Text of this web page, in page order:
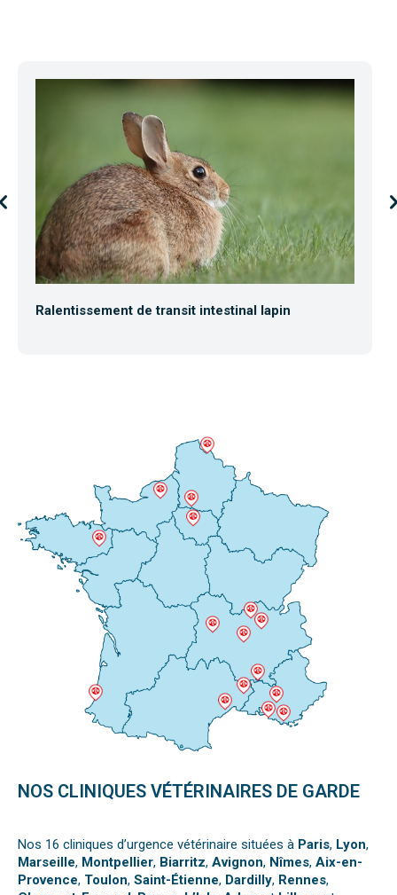
Ralentissement de transit intestinal lapin
NOS CLINIQUES VÉTÉRINAIRES DE GARDE
Nos 16 cliniques d’urgence vétérinaire situées à Paris, Lyon,
Marseille, Montpellier, Biarritz, Avignon, Nîmes, Aix-en-
Provence, Toulon, Saint-Étienne, Dardilly, Rennes,